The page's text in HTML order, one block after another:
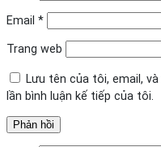
Email *
Trang web
Lưu tên của tôi, email,
lần bình luận kế tiếp của tôi.